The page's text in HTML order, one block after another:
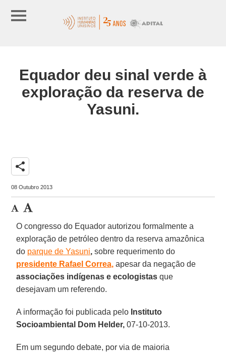
Equador deu sinal verde à
exploração da reserva de
Yasuni.
share
08 Outubro 2013
O congresso do Equador autorizou formalmente a
exploração de petróleo dentro da reserva amazônica
do parque de Yasuni, sobre requerimento do
presidente Rafael Correa, apesar da negação de
associações indígenas e ecologistas que
desejavam um referendo.
A informação foi publicada pelo Instituto
Socioambiental Dom Helder, 07-10-2013.
Em um segundo debate, por via de maioria